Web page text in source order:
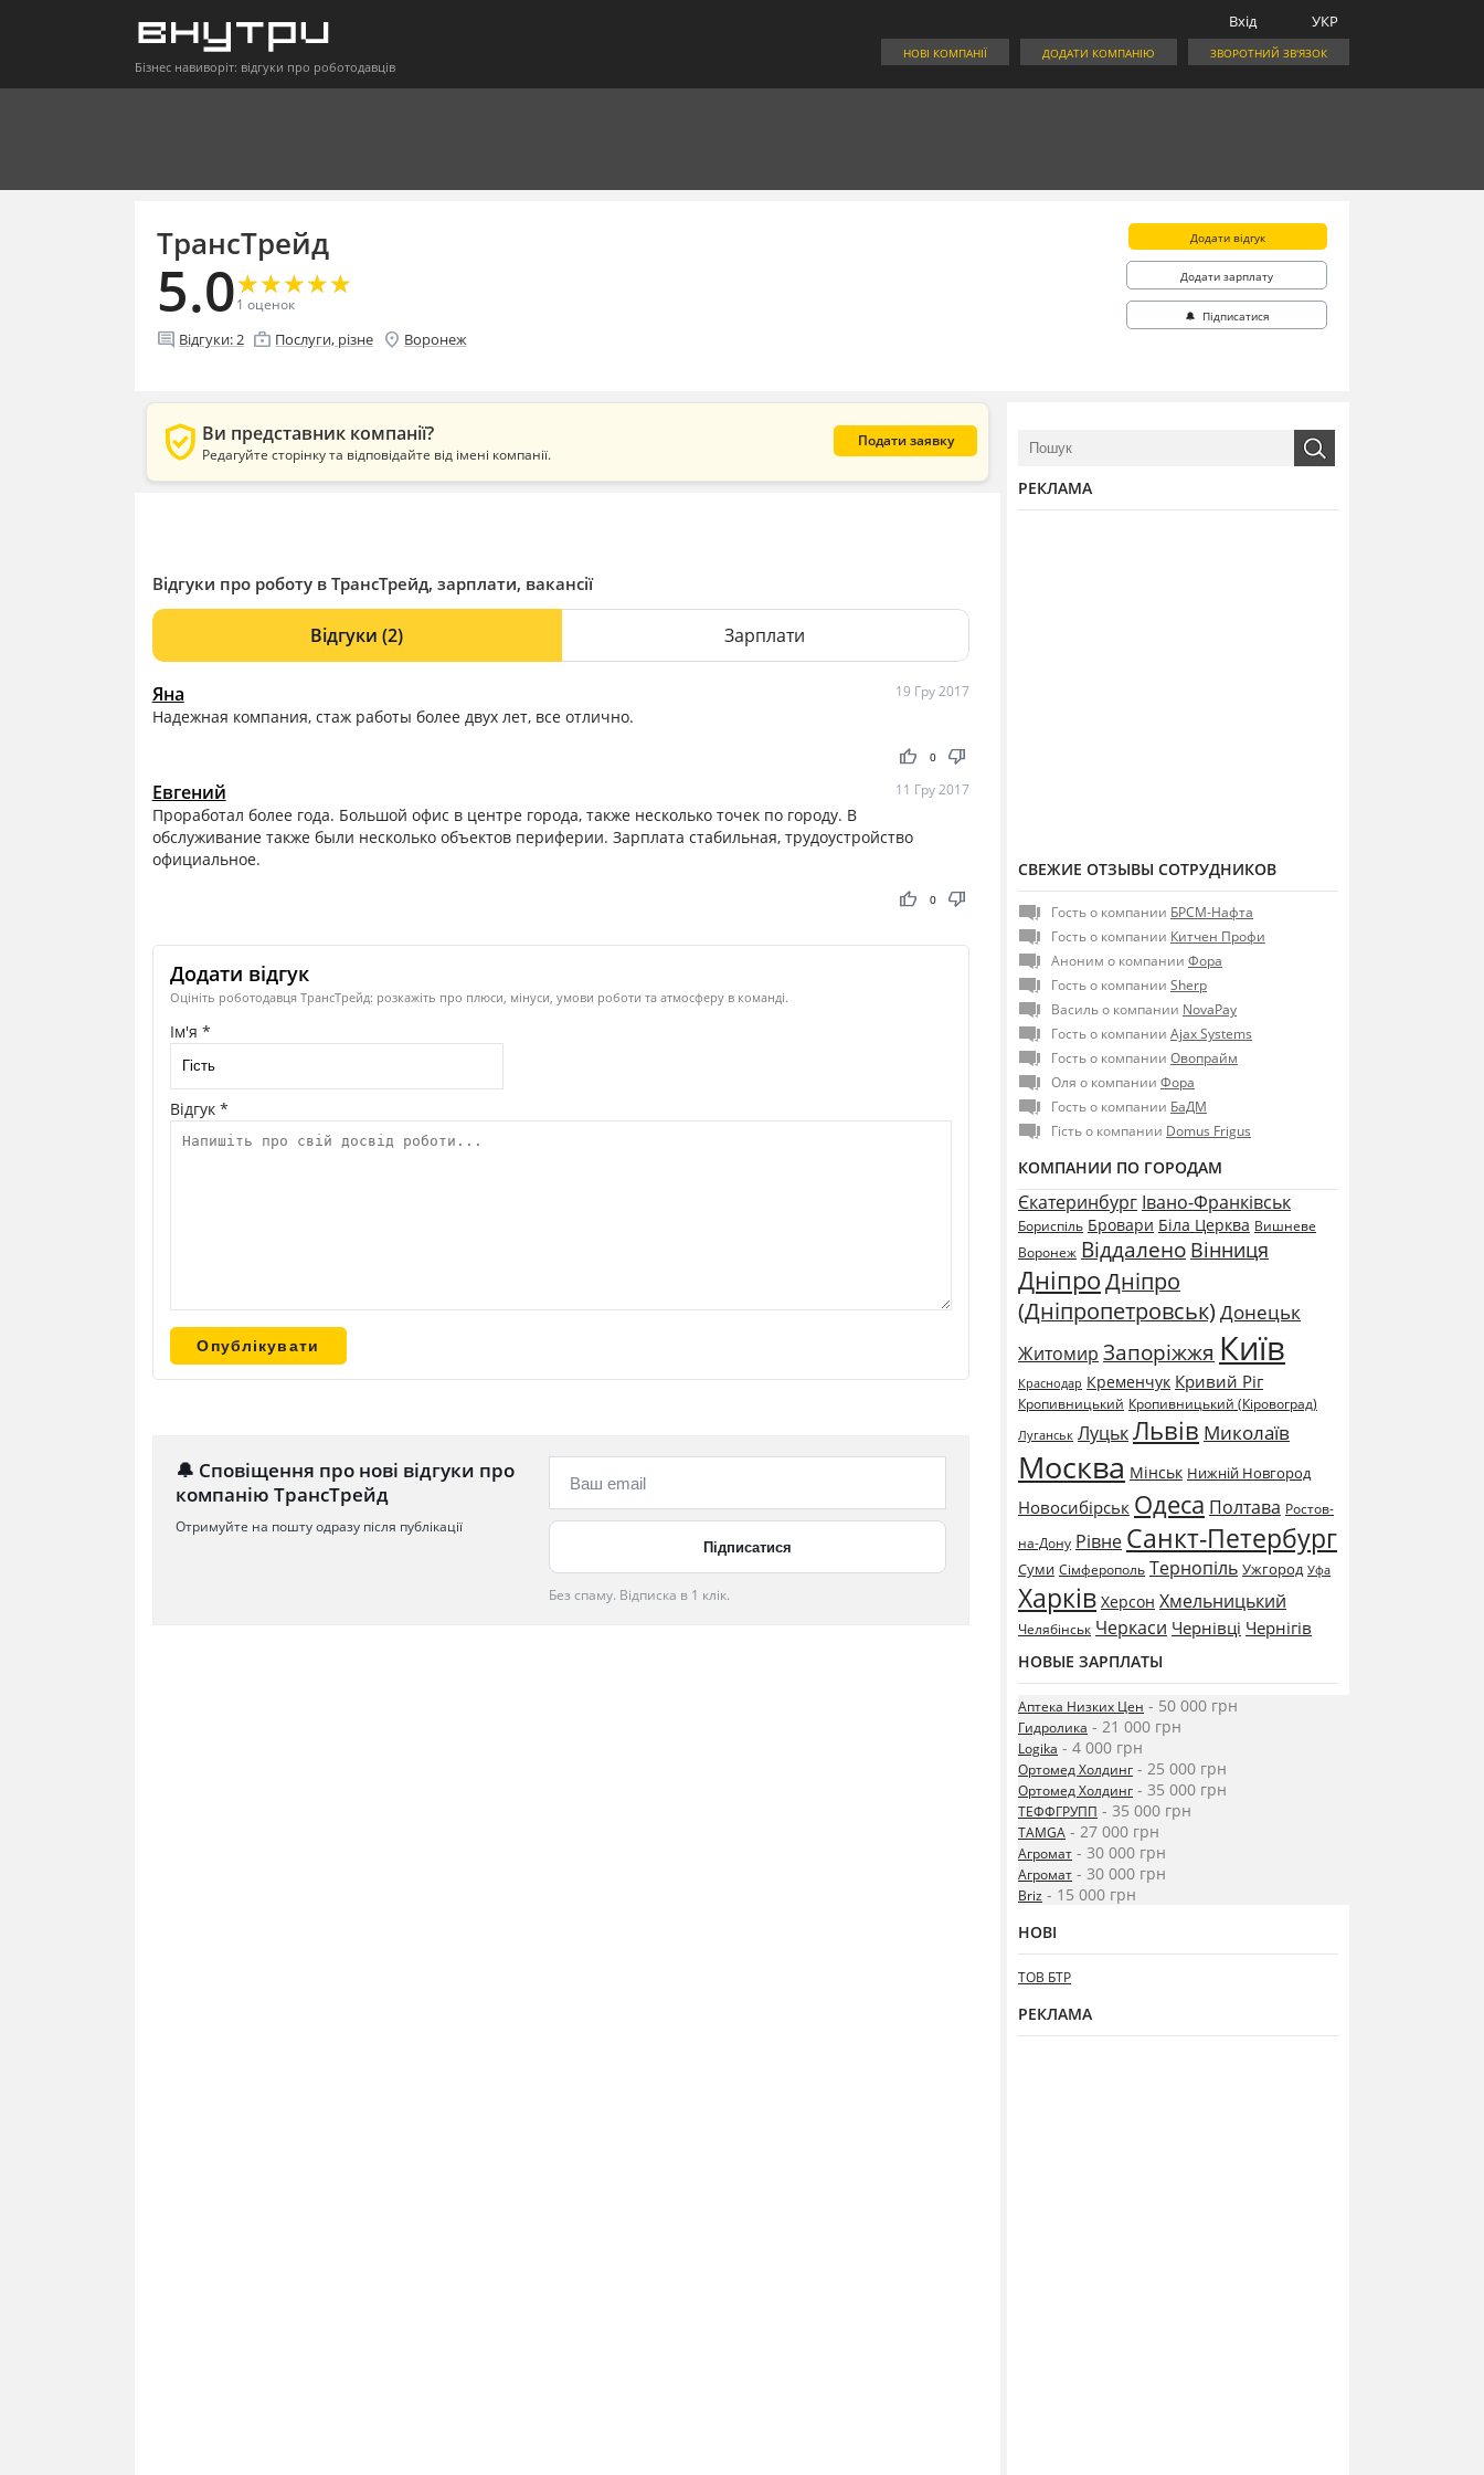
Бізнес навиворіт: відгуки про роботодавців
УКР
Вхід
ЗВОРОТНИЙ ЗВ'ЯЗОК
ДОДАТИ КОМПАНІЮ
НОВІ КОМПАНІЇ
ТрансТрейд
5.0★
★★
★★
★★
★★
★
1 оценок
comment Відгуки:2 enterprise Послуги, різне location_on Воронеж
Додати відгук
Додати зарплату
🔔 Підписатися
verified_user Ви представник компанії?
Редагуйте сторінку та відповідайте від імені компанії.
Подати заявку
Відгуки про роботу в ТрансТрейд, зарплати, вакансії
Відгуки(2) Зарплати
Яна 19 Гру 2017
Надежная компания, стаж работы более двух лет, все отлично.
thumb_up thumb_down
0
Евгений 11 Гру 2017
Проработал более года. Большой офис в центре города, также несколько точек по городу. В
обслуживание также были несколько объектов периферии. Зарплата стабильная, трудоустройство
официальное.
thumb_up thumb_down
0
Додати відгук
Оцініть роботодавця ТрансТрейд: розкажіть про плюси, мінуси, умови роботи та атмосферу в команді.
Ім'я *
Відгук *
🔔 Сповіщення про нові відгуки про
компанію ТрансТрейд
Отримуйте на пошту одразу після публікації
Без спаму. Відписка в 1 клік.
РЕКЛАМА
СВЕЖИЕ ОТЗЫВЫ СОТРУДНИКОВ
Гость о компании БРСМ-Нафта
Гость о компании Китчен Профи
Аноним о компании Фора
Гость о компании Sherp
Василь о компании NovaPay
Гость о компании Ajax Systems
Гость о компании Овопрайм
Оля о компании Фора
Гость о компании БаДМ
Гість о компании Domus Frigus
КОМПАНИИ ПО ГОРОДАМ
Єкатеринбург Івано-Франківськ
Бориспіль Бровари Біла Церква Вишневе
Воронеж Віддалено Вінниця
ДніпроДніпро
(Дніпропетровськ) Донецьк
Житомир Запоріжжя Київ
Краснодар Кременчук Кривий Ріг
Кропивницький Кропивницький (Кіровоград)
Луганськ ЛуцькЛьвів Миколаїв
Москва Мінськ Нижній Новгород
Новосибірськ Одеса Полтава Ростов-
на-Дону Рівне Санкт-Петербург
Суми Сімферополь Тернопіль Ужгород Уфа
Харків Херсон Хмельницький
Челябінськ Черкаси Чернівці Чернігів
НОВЫЕ ЗАРПЛАТЫ
Аптека Низких Цен - 50 000 грн
Гидролика - 21 000 грн
Logika - 4 000 грн
Ортомед Холдинг - 25 000 грн
Ортомед Холдинг - 35 000 грн
ТЕФФГРУПП - 35 000 грн
TAMGA - 27 000 грн
Агромат - 30 000 грн
Агромат - 30 000 грн
Briz - 15 000 грн
НОВІ
ТОВ БТР
РЕКЛАМА